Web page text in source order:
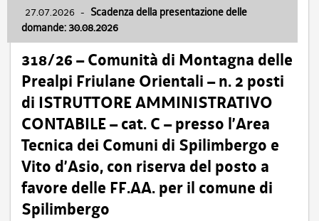
27.07.2026 - Scadenza della presentazione delle
domande: 30.08.2026
318/26 – Comunità di Montagna delle
Prealpi Friulane Orientali – n. 2 posti
di ISTRUTTORE AMMINISTRATIVO
CONTABILE – cat. C – presso l’Area
Tecnica dei Comuni di Spilimbergo e
Vito d’Asio, con riserva del posto a
favore delle FF.AA. per il comune di
Spilimbergo